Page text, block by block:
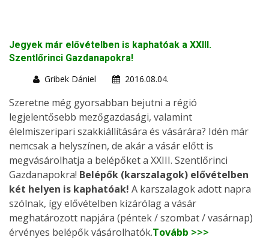
Jegyek már elővételben is kaphatóak a XXIII.
Szentlőrinci Gazdanapokra!
Gribek Dániel
2016.08.04.
Szeretne még gyorsabban bejutni a régió
legjelentősebb mezőgazdasági, valamint
élelmiszeripari szakkiállítására és vásárára? Idén már
nemcsak a helyszínen, de akár a vásár előtt is
megvásárolhatja a belépőket a XXIII. Szentlőrinci
Gazdanapokra! Belépők (karszalagok) elővételben
két helyen is kaphatóak! A karszalagok adott napra
szólnak, így elővételben kizárólag a vásár
meghatározott napjára (péntek / szombat / vasárnap)
érvényes belépők vásárolhatók.Tovább >>>